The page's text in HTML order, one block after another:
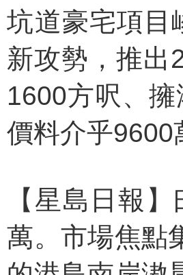
坑道豪宅項目
新攻勢，推出
1600方呎、
價料介乎9600
【星島日報
萬。市場焦點